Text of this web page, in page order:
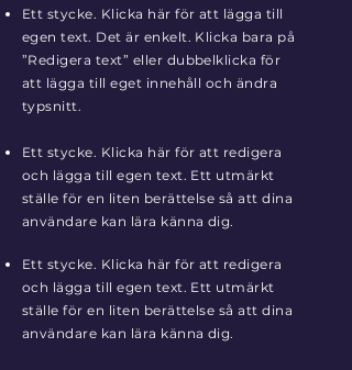
Ett stycke. Klicka här för att lägga till
egen text. Det är enkelt. Klicka bara på
”Redigera text” eller dubbelklicka för
att lägga till eget innehåll och ändra
typsnitt.
Ett stycke. Klicka här för att redigera
och lägga till egen text. Ett utmärkt
ställe för en liten berättelse så att dina
användare kan lära känna dig.
Ett stycke. Klicka här för att redigera
och lägga till egen text. Ett utmärkt
ställe för en liten berättelse så att dina
användare kan lära känna dig.